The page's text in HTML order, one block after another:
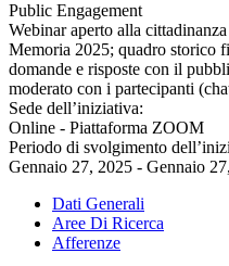
Public Engagement
Webinar aperto alla
Memoria 2025; quadro storico
domande e risposte con il
moderato con i partecipanti
Sede dell’iniziativa:
Online - Piattaforma ZOOM
Periodo di svolgimento
Gennaio 27, 2025 - Gennaio
Dati Generali
Aree Di Ricerca
Afferenze